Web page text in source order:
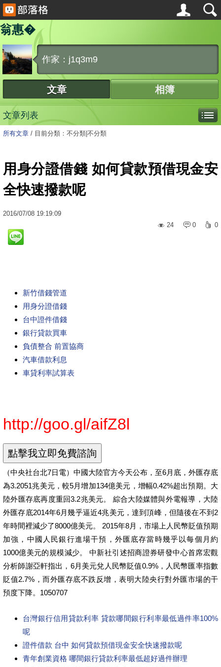
翁惠�
作家：j1q3m9
文章 相簿
文章列表
所有文章 / 目前分類：不分類|不分類
用身分證借錢 如何貸款預借現金安
全快速撥款呢
2016/07/08 19:19:09
24
0 0
新竹借錢管道
用身分證借錢
台中證件借錢
銀行貸款買車
負債整合 前置協商
汽車借款利息
車貸利率試算表
http://goo.gl/aifZ8l
（中央社台北7日電）中國大陸官方今天公布，至6月底，外匯存底
為3.2051兆美元，較5月增加134億美元，增幅0.42%超出預期。大
陸外匯存底再度重回3.2兆美元。 綜合大陸媒體與外電報導，大陸
外匯存底2014年6月幾乎逼近4兆美元，達到頂峰，但隨後在不到2
年時間裡減少了8000億美元。 2015年8月，市場上人民幣貶值預期
加強，中國人民銀行進場干預，外匯底存當時幾乎以每個月約
1000億美元的規模減少。 中新社引述招商證券研發中心首席宏觀
分析師謝亞軒指出，6月美元兌人民幣貶值0.9%，人民幣匯率指數
貶值2.7%，而外匯存底不跌反增，表明大陸央行對外匯市場的干
預度下降。1050707
台灣銀行信用貸款利率 貸款哪間銀行利率最低過件率100%
呢
證件借款 台中 如何貸款預借現金安全快速撥款呢
青年創業資格 哪間銀行貸款利率最低超好過件辦理